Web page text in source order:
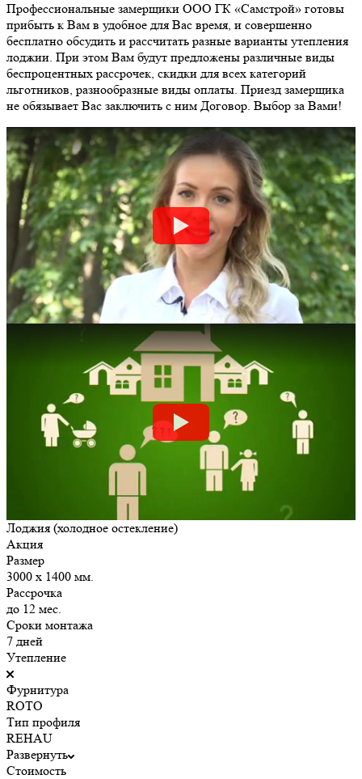
Профессиональные замерщики ООО ГК «Самстрой» готовы
прибыть к Вам в удобное для Вас время, и совершенно
бесплатно обсудить и рассчитать разные варианты утепления
лоджии. При этом Вам будут предложены различные виды
беспроцентных рассрочек, скидки для всех категорий
льготников, разнообразные виды оплаты. Приезд замерщика
не обязывает Вас заключить с ним Договор. Выбор за Вами!
Лоджия (холодное остекление)
Акция
Размер
3000 х 1400 мм.
Рассрочка
до 12 мес.
Сроки монтажа
7 дней
Утепление
Фурнитура
ROTO
Тип профиля
REHAU
Развернуть
Стоимость